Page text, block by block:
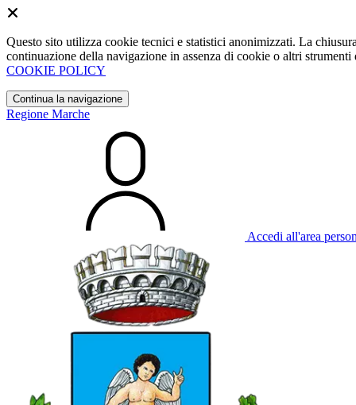
Questo sito utilizza cookie tecnici e statistici anonimizzati. La
continuazione della navigazione in assenza di cookie o altri
COOKIE POLICY
Continua la navigazione
Regione Marche
Accedi all'area